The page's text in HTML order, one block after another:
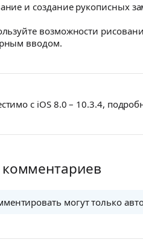
и создание рукописных
возможности
вводом.
с iOS 8.0 – 10.3.4,
могут только